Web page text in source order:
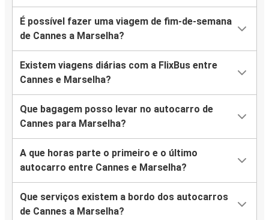
É possível fazer uma viagem de fim-de-semana
de Cannes a Marselha?
Existem viagens diárias com a FlixBus entre
Cannes e Marselha?
Que bagagem posso levar no autocarro de
Cannes para Marselha?
A que horas parte o primeiro e o último
autocarro entre Cannes e Marselha?
Que serviços existem a bordo dos autocarros
de Cannes a Marselha?